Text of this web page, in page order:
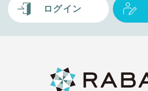
ログイン